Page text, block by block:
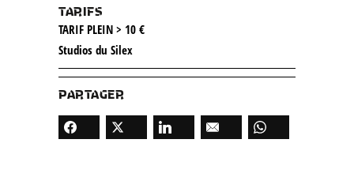
TARIFS
TARIF PLEIN > 10 €
Studios du Silex
PARTAGER